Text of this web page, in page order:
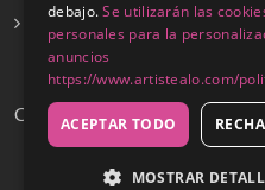
¿No encuentras tu servicio?
Copyrights © 2026
debajo.Se utilizarán las
personales para la
anuncios
https://www.artistealo.com/
ACEPTAR TODO
MOSTRAR